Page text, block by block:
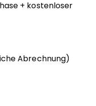
+ kostenloser
Abrechnung)